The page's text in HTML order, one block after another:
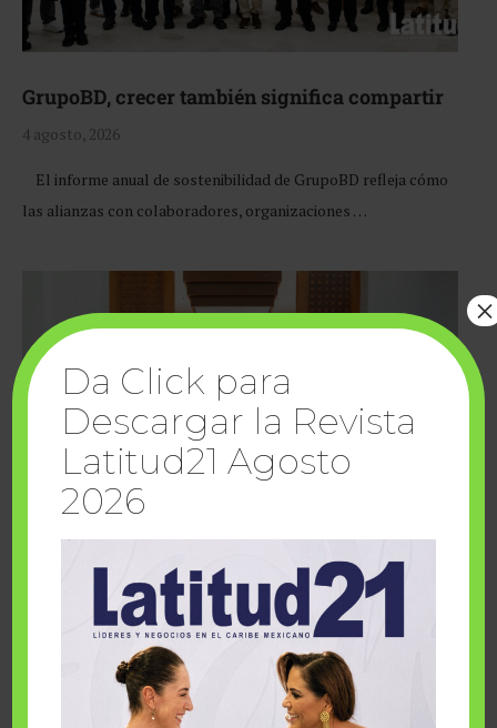
GrupoBD, crecer también significa compartir
4 agosto, 2026
El informe anual de sostenibilidad de GrupoBD refleja cómo
las alianzas con colaboradores, organizaciones …
Cuando la solidaridad inspira; cumplen
sueños Fairmont Mayakoba y Make-A-Wish
Da Click para
Descargar la Revista
Latitud21 Agosto
2026
×